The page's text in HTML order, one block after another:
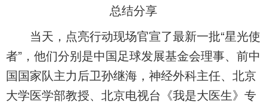
总结分享
当天，点亮行动现场官宣了最新一批“星光使
者”，他们分别是中国足球发展基金会理事、前中
国国家队主力后卫孙继海，神经外科主任、北京
大学医学部教授、北京电视台《我是大医生》专